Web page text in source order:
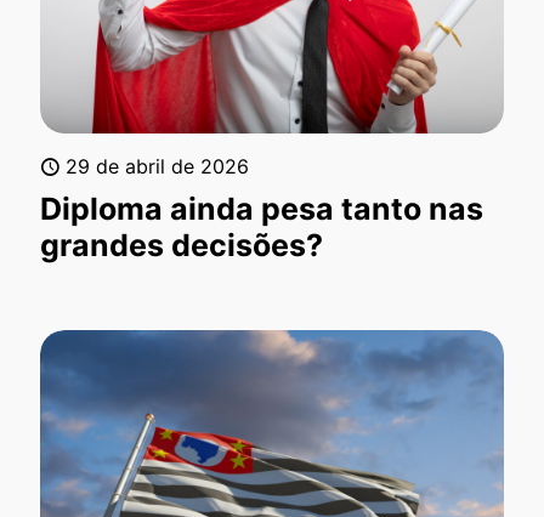
29 de abril de 2026
Diploma ainda pesa tanto nas
grandes decisões?